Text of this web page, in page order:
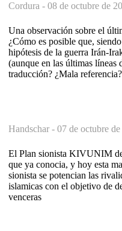
Cordura - 08 de octubre de
Una observación sobre el
¿Cómo es posible que,
hipótesis de la guerra Irán-
(aunque en las últimas líneas
traducción? ¿Mala referencia?
Handschar - 07 de octubre
El Plan sionista KIVUNIM
que ya conocia, y hoy esta
sionista se potencian las
islamicas con el objetivo de
venceras